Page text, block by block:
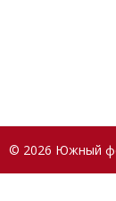
© 2026 Южный